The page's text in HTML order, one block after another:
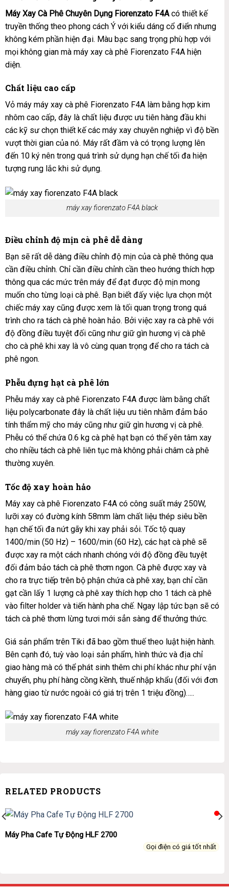
Máy Xay Cà Phê Chuyên Dụng Fiorenzato F4A có thiết kế
truyền thống theo phong cách Ý với kiểu dáng cổ điển nhưng
không kém phần hiện đại. Màu bạc sang trọng phù hợp với
mọi không gian mà máy xay cà phê Fiorenzato F4A hiện
diện.
Chất liệu cao cấp
Vỏ máy máy xay cà phê Fiorenzato F4A làm bằng hợp kim
nhôm cao cấp, đây là chất liệu được ưu tiên hàng đầu khi
các kỹ sư chọn thiết kế các máy xay chuyên nghiệp vì độ bền
vượt thời gian của nó. Máy rất đầm và có trọng lượng lên
đến 10 ký nên trong quá trình sử dụng hạn chế tối đa hiện
tượng rung lắc khi sử dụng.
máy xay fiorenzato F4A black
Điều chỉnh độ mịn cà phê dễ dàng
Bạn sẽ rất dễ dàng điều chỉnh độ mịn của cà phê thông qua
cần điều chỉnh. Chỉ cần điều chỉnh cần theo hướng thích hợp
thông qua các mức trên máy để đạt được độ mịn mong
muốn cho từng loại cà phê. Bạn biết đấy việc lựa chọn một
chiếc máy xay cũng được xem là tối quan trọng trong quá
trình cho ra tách cà phê hoàn hảo. Bởi việc xay ra cà phê với
độ đồng điều tuyệt đối cũng như giữ gìn hương vị cà phê
cho cà phê khi xay là vô cùng quan trọng để cho ra tách cà
phê ngon.
Phễu đựng hạt cà phê lớn
Phễu máy xay cà phê Fiorenzato F4A được làm bằng chất
liệu polycarbonate đây là chất liệu ưu tiên nhằm đảm bảo
tính thẩm mỹ cho máy cũng như giữ gìn hương vị cà phê.
Phễu có thể chứa 0.6 kg cà phê hạt bạn có thể yên tâm xay
cho nhiều tách cà phê liên tục mà không phải châm cà phê
thường xuyên.
Tốc độ xay hoàn hảo
Máy xay cà phê Fiorenzato F4A có công suất máy 250W,
lưỡi xay có đường kính 58mm làm chất liệu thép siêu bền
hạn chế tối đa nứt gãy khi xay phải sỏi. Tốc tộ quay
1400/min (50 Hz) – 1600/min (60 Hz), các hạt cà phê sẽ
được xay ra một cách nhanh chóng với độ đồng đều tuyệt
đối đảm bảo tách cà phê thơm ngon. Cà phê được xay và
cho ra trực tiếp trên bộ phận chứa cà phê xay, bạn chỉ cần
gạt cần lấy 1 lượng cà phê xay thích hợp cho 1 tách cà phê
vào filter holder và tiến hành pha chế. Ngay lập tức bạn sẽ có
tách cà phê thơm lừng tươi mới sẳn sàng để thưởng thức.
Giá sản phẩm trên Tiki đã bao gồm thuế theo luật hiện hành.
Bên cạnh đó, tuỳ vào loại sản phẩm, hình thức và địa chỉ
giao hàng mà có thể phát sinh thêm chi phí khác như phí vận
chuyển, phụ phí hàng cồng kềnh, thuế nhập khẩu (đối với đơn
hàng giao từ nước ngoài có giá trị trên 1 triệu đồng)…..
máy xay fiorenzato F4A white
RELATED PRODUCTS
Máy Pha Cafe Tự Động HLF 2700
Gọi điện có giá tốt nhất